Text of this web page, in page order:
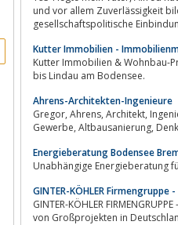
und vor allem Zuverlässigkeit
gesellschaftspolitische
Kutter Immobilien -
Kutter Immobilien & Wohnbau-
bis Lindau am Bodensee.
Ahrens-Architekten-Ingenieure
Gregor, Ahrens, Architekt, Ingenieur, Immenstaad, Bodensee, Architekurbüro, Planung, Bauleitung, Projektsteuerung,
Gewerbe,
Energieberatung Bodensee
GINTER-KÖHLER
GINTER-KÖHLER
von Großprojekten in